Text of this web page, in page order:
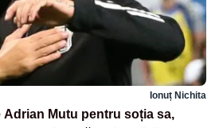
Ionuț Nichita
Mutu pentru soția sa,